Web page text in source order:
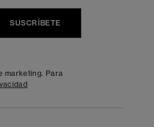
SUSCRÍBETE
marketing. Para